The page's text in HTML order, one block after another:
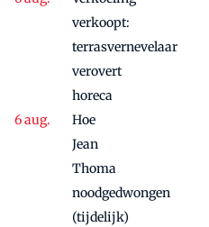
succes
maandje
verkoopt:
terrasvernevelaar
verovert
horeca
Hoe
Jean
Thoma
noodgedwongen
(tijdelijk)